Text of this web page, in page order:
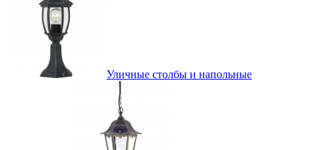
Уличные столбы и напольные